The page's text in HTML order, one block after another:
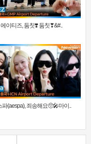
에이티즈, 둠칫❣️ 둠칫❣&#..
파(aespa), 죄송해요🥺🎤마이..